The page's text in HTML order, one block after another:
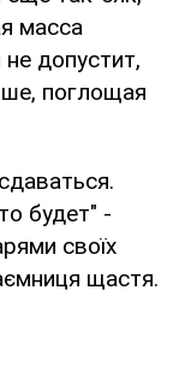
масса
допустит,
поглощая
будет" -
своїх
щастя.